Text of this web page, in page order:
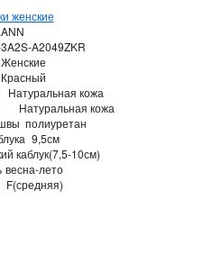
женские
A2049ZKR
Женские
Красный
Натуральная кожа
Натуральная кожа
полиуретан
9,5см
каблук(7,5-10см)
весна-лето
F(средняя)